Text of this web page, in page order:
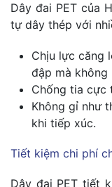
Dây đai PET của
tự dây thép với
Chịu lực căng
đập mà không
Chống tia cực
Không gỉ như
khi tiếp xúc.
Tiết kiệm chi phí
Dây đai PET tiết